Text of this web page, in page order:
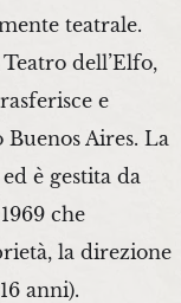
teatrale.
dell’Elfo,
e
Aires. La
è gestita da
che
la direzione
anni).